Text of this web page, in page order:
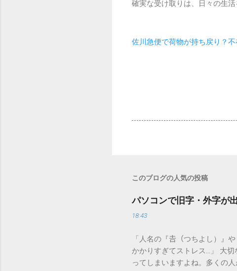
確実な受け取りは、日々の生
佐川急便で荷物が持ち戻り？
このブログの人気の投稿
パソコンで旧字・外字が
18:43
「人名の『𠮷（つちよし）』
かかりすぎてストレス…」 大
ってしまいますよね。多くの